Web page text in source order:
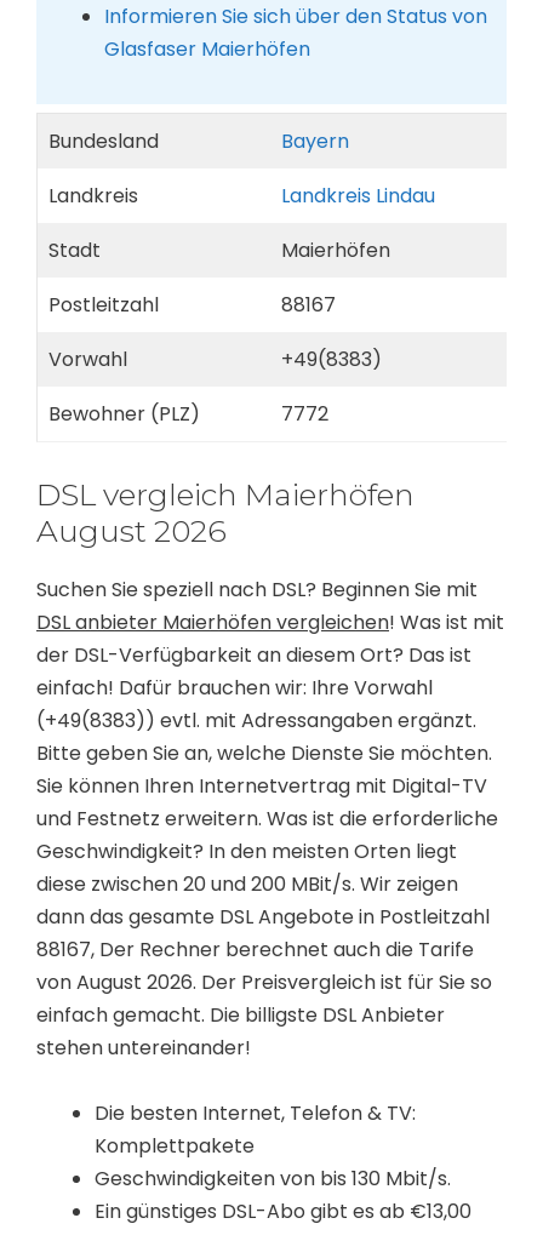
Informieren Sie sich über den Status von
Glasfaser Maierhöfen
Bundesland
Bayern
Landkreis
Landkreis Lindau
Stadt
Maierhöfen
Postleitzahl
88167
Vorwahl
+49(8383)
Bewohner (PLZ)
7772
DSL vergleich Maierhöfen
August 2026
Suchen Sie speziell nach DSL? Beginnen Sie mit
DSL anbieter Maierhöfen vergleichen! Was ist mit
der DSL-Verfügbarkeit an diesem Ort? Das ist
einfach! Dafür brauchen wir: Ihre Vorwahl
(+49(8383)) evtl. mit Adressangaben ergänzt.
Bitte geben Sie an, welche Dienste Sie möchten.
Sie können Ihren Internetvertrag mit Digital-TV
und Festnetz erweitern. Was ist die erforderliche
Geschwindigkeit? In den meisten Orten liegt
diese zwischen 20 und 200 MBit/s. Wir zeigen
dann das gesamte DSL Angebote in Postleitzahl
88167, Der Rechner berechnet auch die Tarife
von August 2026. Der Preisvergleich ist für Sie so
einfach gemacht. Die billigste DSL Anbieter
stehen untereinander!
Die besten Internet, Telefon & TV:
Komplettpakete
Geschwindigkeiten von bis 130 Mbit/s.
Ein günstiges DSL-Abo gibt es ab €13,00